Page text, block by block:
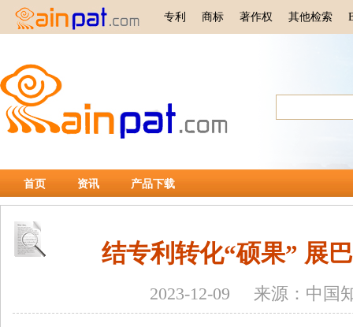
专利 商标 著作权 其他检索
首页 资讯 产品下载
结专利转化“硕果” 展
2023-12-09 来源：中国